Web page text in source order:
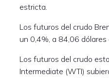
estricta.
Los futuros del crudo
un 0,4%, a 84,06 dólares
Los futuros del crudo
Intermediate (WTI)